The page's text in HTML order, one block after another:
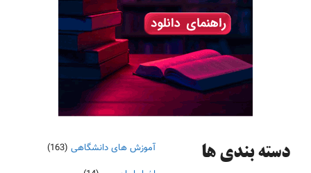
دسته‌ بندی ها آموزش های دانشگاهی (163)